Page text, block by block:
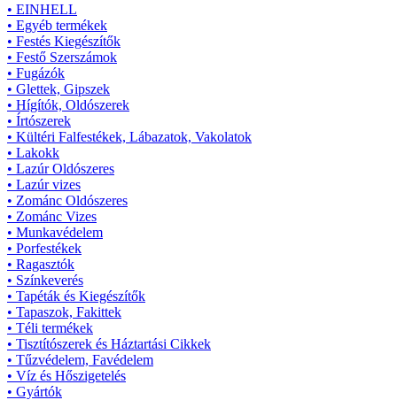
• EINHELL
• Egyéb termékek
• Festés Kiegészítők
• Festő Szerszámok
• Fugázók
• Glettek, Gipszek
• Hígítók, Oldószerek
• Írtószerek
• Kültéri Falfestékek, Lábazatok, Vakolatok
• Lakokk
• Lazúr Oldószeres
• Lazúr vizes
• Zománc Oldószeres
• Zománc Vizes
• Munkavédelem
• Porfestékek
• Ragasztók
• Színkeverés
• Tapéták és Kiegészítők
• Tapaszok, Fakittek
• Téli termékek
• Tisztítószerek és Háztartási Cikkek
• Tűzvédelem, Favédelem
• Víz és Hőszigetelés
• Gyártók